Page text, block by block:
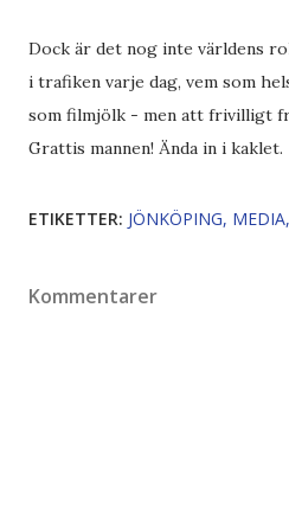
Dock är det nog inte världens
i trafiken varje dag, vem som
som filmjölk - men att frivilligt
Grattis mannen! Ända in i kaklet.
ETIKETTER: JÖNKÖPING MEDIA
Kommentarer